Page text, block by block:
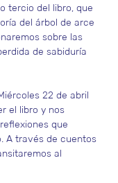
tercio del libro, que
del árbol de arce
sobre las
de sabiduría
22 de abril
el libro y nos
que
A través de cuentos
al